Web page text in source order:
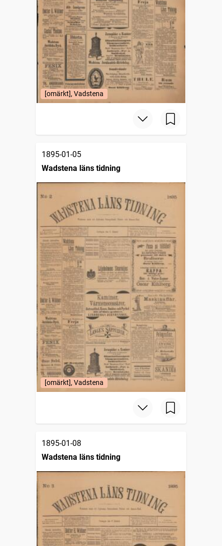
[omärkt], Vadstena
1895-01-05
Wadstena läns tidning
[omärkt], Vadstena
1895-01-08
Wadstena läns tidning